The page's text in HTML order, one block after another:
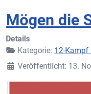
Mögen die
Details
Kategorie: 12-Kampf
Veröffentlicht: 13.